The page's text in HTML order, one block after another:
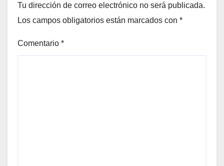
Tu dirección de correo electrónico no será publicada.
Los campos obligatorios están marcados con *
Comentario *